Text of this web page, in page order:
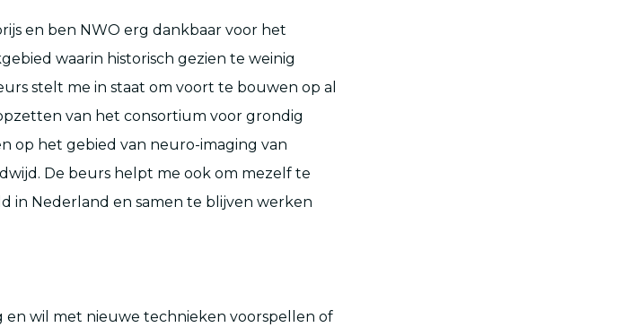
en ben NWO erg dankbaar voor het
waarin historisch gezien te weinig
stelt me in staat om voort te bouwen op al
van het consortium voor grondig
op het gebied van neuro-imaging van
De beurs helpt me ook om mezelf te
in Nederland en samen te blijven werken
en wil met nieuwe technieken voorspellen of